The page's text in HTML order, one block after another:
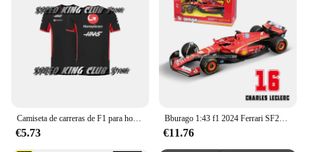
Camiseta de carreras de F1 para hombre y mujer, camisa de manga corta transpirable, camisetas de ciclismo, Tops de secado rápido, verano, 2024
€5.73
Bburago 1:43 f1 2024 Ferrari SF24 # 16 lecler # 55 sainz jr. legierung auto druckguss modelo spielzeug sammlung erste reihenfolge
€11.76